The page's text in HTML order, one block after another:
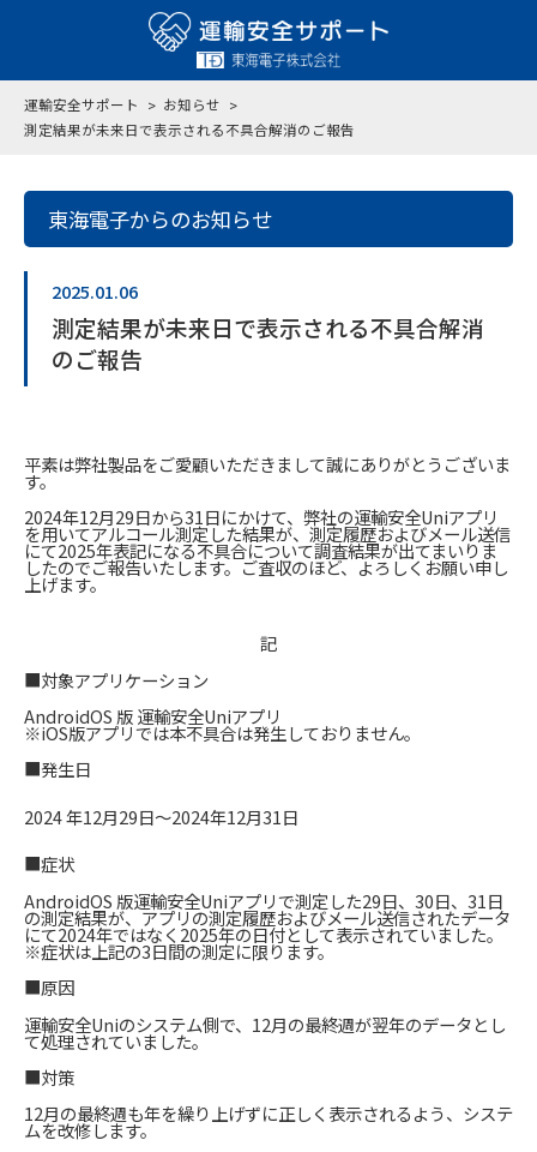
運輸安全サポート
お知らせ
測定結果が未来日で表示される不具合解消のご報告
東海電子からのお知らせ
2025.01.06
測定結果が未来日で表示される不具合解消
のご報告
平素は弊社製品をご愛顧いただきまして誠にありがとうございま
す。
2024年12月29日から31日にかけて、弊社の運輸安全Uniアプリ
を用いてアルコール測定した結果が、測定履歴およびメール送信
にて2025年表記になる不具合について調査結果が出てまいりま
したのでご報告いたします。ご査収のほど、よろしくお願い申し
上げます。
記
■対象アプリケーション
AndroidOS 版 運輸安全Uniアプリ
※iOS版アプリでは本不具合は発生しておりません。
■発生日
2024 年12月29日～2024年12月31日
■症状
AndroidOS 版運輸安全Uniアプリで測定した29日、30日、31日
の測定結果が、アプリの測定履歴およびメール送信されたデータ
にて2024年ではなく2025年の日付として表示されていました。
※症状は上記の3日間の測定に限ります。
■原因
運輸安全Uniのシステム側で、12月の最終週が翌年のデータとし
て処理されていました。
■対策
12月の最終週も年を繰り上げずに正しく表示されるよう、システ
ムを改修します。